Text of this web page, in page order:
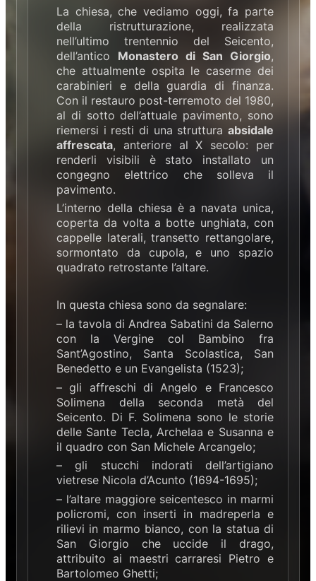
La chiesa, che vediamo oggi, fa parte
della ristrutturazione, realizzata
nell’ultimo trentennio del Seicento,
dell’antico Monastero di San Giorgio,
che attualmente ospita le caserme dei
carabinieri e della guardia di finanza.
Con il restauro post-terremoto del 1980,
al di sotto dell’attuale pavimento, sono
riemersi i resti di una struttura absidale
affrescata, anteriore al X secolo: per
renderli visibili è stato installato un
congegno elettrico che solleva il
pavimento.
L’interno della chiesa è a navata unica,
coperta da volta a botte unghiata, con
cappelle laterali, transetto rettangolare,
sormontato da cupola, e uno spazio
quadrato retrostante l’altare.
In questa chiesa sono da segnalare:
– la tavola di Andrea Sabatini da Salerno
con la Vergine col Bambino fra
Sant’Agostino, Santa Scolastica, San
Benedetto e un Evangelista (1523);
– gli affreschi di Angelo e Francesco
Solimena della seconda metà del
Seicento. Di F. Solimena sono le storie
delle Sante Tecla, Archelaa e Susanna e
il quadro con San Michele Arcangelo;
– gli stucchi indorati dell’artigiano
vietrese Nicola d’Acunto (1694-1695);
– l’altare maggiore seicentesco in marmi
policromi, con inserti in madreperla e
rilievi in marmo bianco, con la statua di
San Giorgio che uccide il drago,
attribuito ai maestri carraresi Pietro e
Bartolomeo Ghetti;